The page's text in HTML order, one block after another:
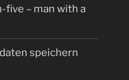
five – man with a
speichern